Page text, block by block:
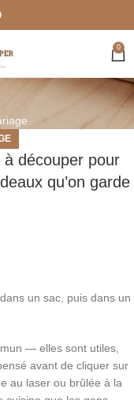
0
découper pour
qu’on garde
un sac, puis dans un
— elles sont utiles,
avant de cliquer sur
au laser ou brûlée à la